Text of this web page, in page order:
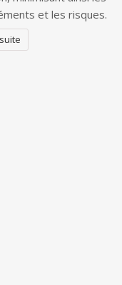
et les risques.